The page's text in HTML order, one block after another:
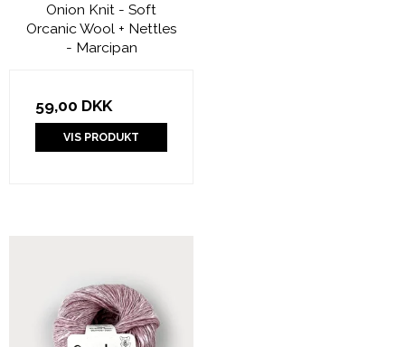
Onion Knit - Soft
Orcanic Wool + Nettles
- Marcipan
59,00 DKK
VIS PRODUKT